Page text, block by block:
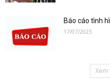
Báo cáo tình
17/07/2023
Xem